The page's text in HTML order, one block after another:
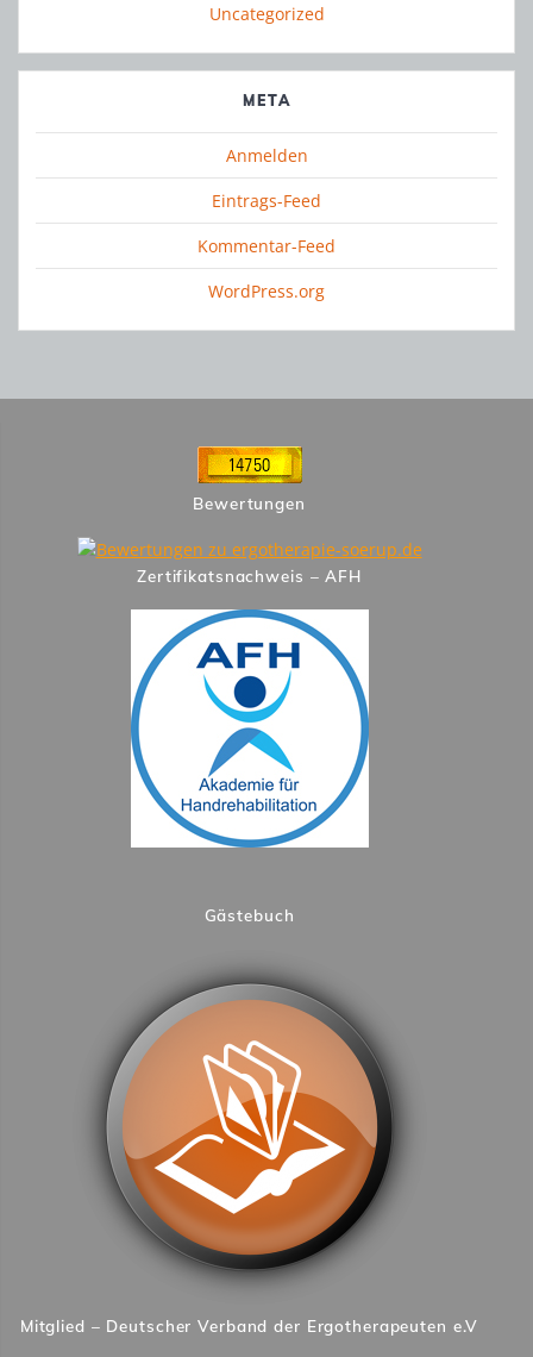
Uncategorized
META
Anmelden
Eintrags-Feed
Kommentar-Feed
WordPress.org
Bewertungen
Zertifikatsnachweis – AFH
Gästebuch
Mitglied – Deutscher Verband der Ergotherapeuten e.V